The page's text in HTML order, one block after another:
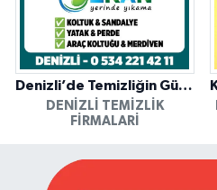
Denizli’de Temizliğin Güvenilir Adresi: Özkan Yerinde Yıkama
DENIZLI TEMIZLIK
FIRMALARI